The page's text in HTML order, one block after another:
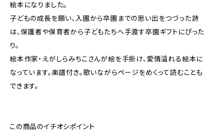
絵本になりました。
子どもの成長を願い、入園から卒園までの思い出をつづった詩
は、保護者や保育者から子どもたちへ手渡す卒園ギフトにぴった
り。
絵本作家・えがしらみちこさんが絵を手掛け、愛情溢れる絵本に
なっています。楽譜付き。歌いながらページをめくって読むことも
できます。
この商品のイチオシポイント